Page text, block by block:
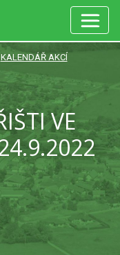
KALENDÁŘ AKCÍ
VE